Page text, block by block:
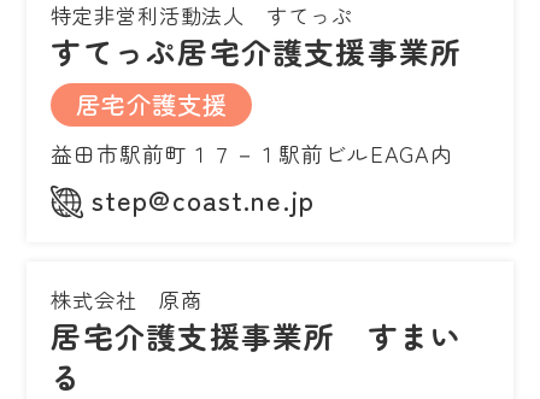
特定非営利活動法人 すてっぷ
すてっぷ居宅介護支援事業所
居宅介護支援
益田市駅前町１７－１駅前ビルEAGA内
step@coast.ne.jp
株式会社 原商
居宅介護支援事業所 すまい
る